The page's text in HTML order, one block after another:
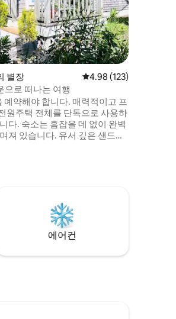
기 21개
별장 평점 4.98점(5점 만점),
4.98 (123)
으로 떠나는 여행
예약해야 합니다. 매력적이고 프
원주택 전체를 단독으로 사용하
다. 숙소는 흠잡을 데 없이 완벽
져 있습니다. 유서 깊은 샌드위
지 상점, 베이커리, 비스트로,
보로 갈 수 있는 거리 내에 위치
방문하세요. 샌드위치의 상징적
, 샌디넥, 현지 해변에서 하루를
에어컨